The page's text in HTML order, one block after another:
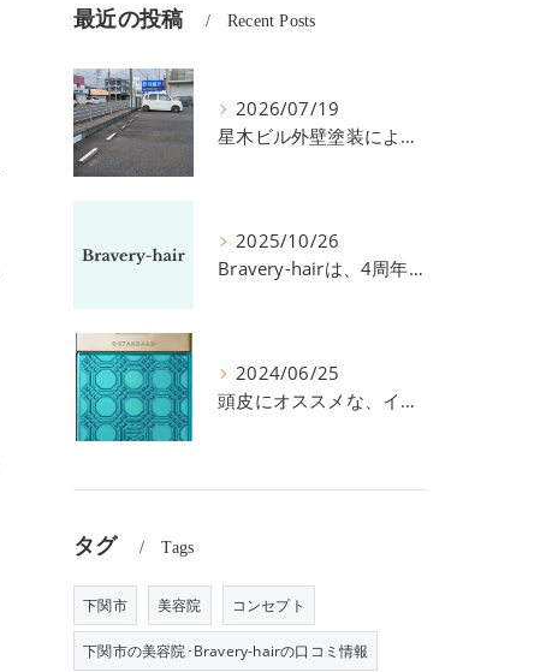
最近の投稿 Recent Posts
2026/07/19
星木ビル外壁塗装による、駐車場の件につきまして。
2025/10/26
Bravery-hairは、4周年を迎えました！
2024/06/25
頭皮にオススメな、イイスタンダードのスカルプ系シャンプー＆トリートメントです！
タグ Tags
下関市 美容院 コンセプト
下関市の美容院･Bravery-hairの口コミ情報